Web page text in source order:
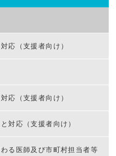
応（支援者向け）
応（支援者向け）
対応（支援者向け）
る医師及び市町村担当者等